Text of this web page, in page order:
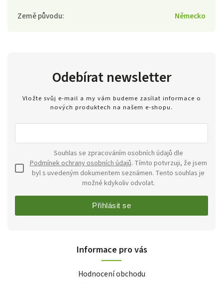
Země původu: Německo
Odebírat newsletter
Vložte svůj e-mail a my vám budeme zasílat informace o
nových produktech na našem e-shopu.
Podmínek ochrany osobních údajů. Tímto potvrzuji, že jsem
byl s uvedeným dokumentem seznámen. Tento souhlas je
možné kdykoliv odvolat.
Přihlásit se
Informace pro vás
Hodnocení obchodu